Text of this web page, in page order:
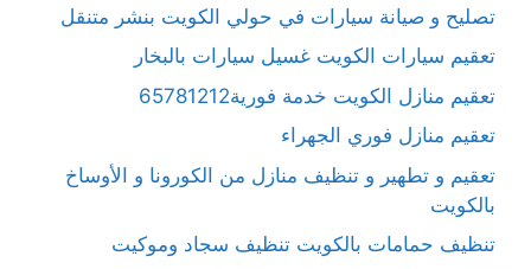
تصليح و صيانة سيارات في حولي الكويت بنشر متنقل
تعقيم سيارات الكويت غسيل سيارات بالبخار
تعقيم منازل الكويت خدمة فورية65781212
تعقيم منازل فوري الجهراء
تعقيم و تطهير و تنظيف منازل من الكورونا و الأوساخ
بالكويت
تنظيف حمامات بالكويت تنظيف سجاد وموكيت